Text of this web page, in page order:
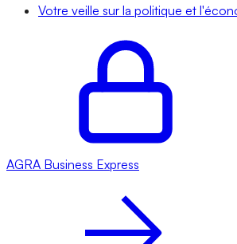
Votre veille sur la politique et
AGRA Business Express